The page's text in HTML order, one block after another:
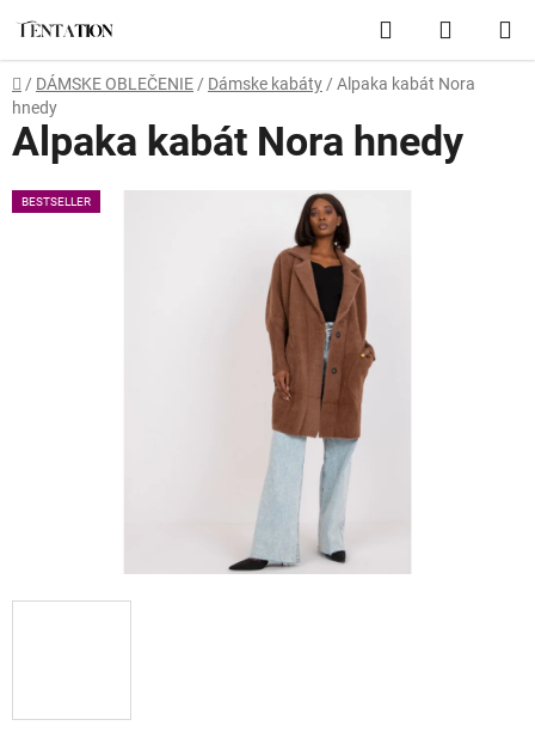
obsah
Hľadať
KOŠÍK
Domov
/ DÁMSKE OBLEČENIE / Dámske kabáty / Alpaka kabát Nora
hnedy
Alpaka kabát Nora hnedy
BESTSELLER